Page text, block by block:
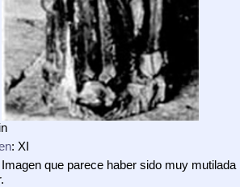
: XI
Imagen que parece haber sido muy mutilada